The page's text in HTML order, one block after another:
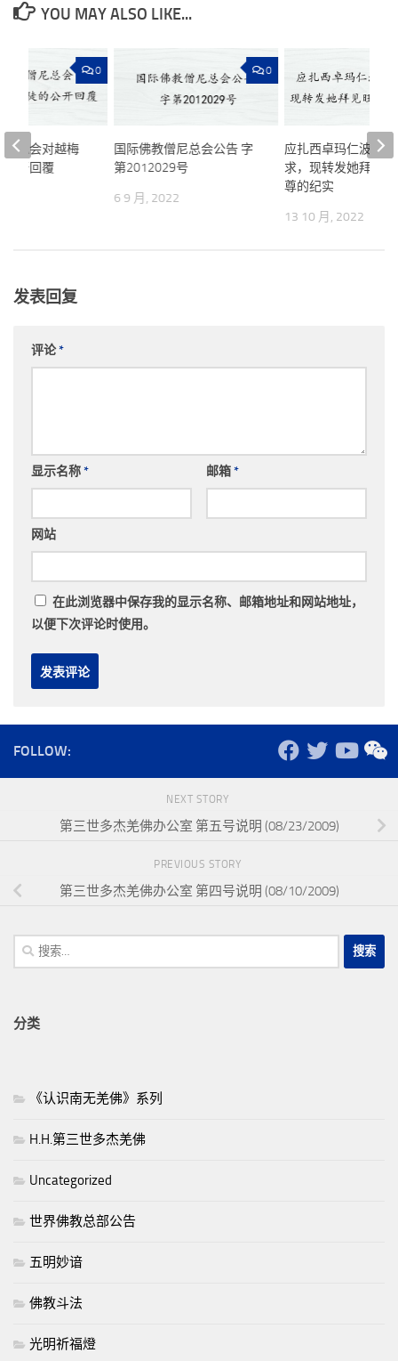
YOU MAY ALSO LIKE...
0
国际佛教僧尼总会公告 字
第2012029号
6 9 月, 2022
应扎西卓玛仁波且
求，现转发她拜见
尊的纪实
13 10 月, 2022
0
尼总会对越梅
公开回覆
发表回复
评论*
显示名称* 邮箱*
网站
在此浏览器中保存我的显示名称、邮箱地址和网站地址，
以便下次评论时使用。
FOLLOW:
NEXT STORY
第三世多杰羌佛办公室 第五号说明 (08/23/2009)
PREVIOUS STORY
第三世多杰羌佛办公室 第四号说明 (08/10/2009)
搜
索：
分类
《认识南无羌佛》系列
H.H.第三世多杰羌佛
Uncategorized
世界佛教总部公告
五明妙谙
佛教斗法
光明祈福燈